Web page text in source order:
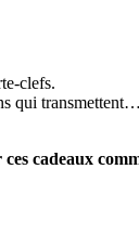
clefs.
qui
cadeaux